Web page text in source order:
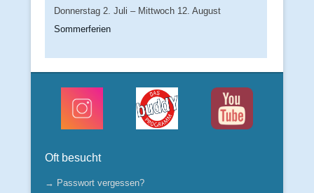
Donnerstag 2. Juli – Mittwoch 12. August
Sommerferien
Oft besucht
→ Passwort vergessen?